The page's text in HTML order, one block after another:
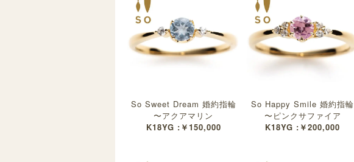
So Sweet Dream 婚約指輪
〜アクアマリン
K18YG :￥150,000
So Happy Smile 婚約指輪
〜ピンクサファイア
K18YG :￥200,000